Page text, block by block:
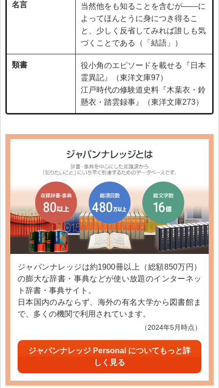
名言
当然他をも知ることを含むが――に
よってほんとうに身につき得るこ
と、少しく反省してみれば誰しも気
づくことである（「結語」）
類書
役小角のエピソードを載せる『日本
霊異記』（東洋文庫97）
江戸時代の修験道史料『木葉衣・鈴
懸衣・踏雲録事』（東洋文庫273）
ジャパンナレッジは約1900冊以上（総額850万円）
の膨大な辞書・事典などが使い放題のインターネッ
ト辞書・事典サイト。
日本国内のみならず、海外の有名大学から図書館ま
で、多くの機関で利用されています。
（2024年5月時点）
ジャパンナレッジ Personal についてもっと詳
しく見る